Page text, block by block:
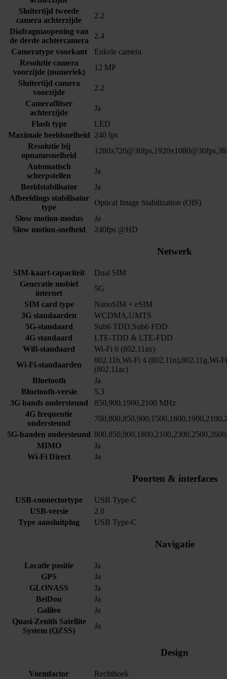
Sluitertijd tweede
camera achterzijde
2.2
Diafragmaopening van
de derde achtercamera
2.4
Cameratype voorkant
Enkele camera
Resolutie camera
voorzijde (numeriek)
12 MP
Sluitertijd camera
voorzijde
2.2
Cameraflitser
achterzijde
Ja
Flash type
LED
Maximale beeldsnelheid 240 fps
Resolutie bij
opnamesnelheid
Automatisch
scherpstellen
Ja
Beeldstabilisator
Ja
Afbeeldings stabilisator
type
Optical Image Stabilization (OIS)
Slow motion-modus
Ja
Slow motion-snelheid
240fps @HD
Netwerk
SIM-kaart-capaciteit
Dual SIM
Generatie mobiel
internet
5G
SIM card type
NanoSIM + eSIM
3G standaarden
WCDMA,UMTS
5G-standaard
Sub6 TDD,Sub6 FDD
4G standaard
LTE-TDD & LTE-FDD
Wifi-standaard
Wi-Fi 6 (802.11ax)
Wi-Fi-standaarden
802.11b,Wi-Fi 4 (802.11n),802.11g,Wi-
(802.11ac)
Bluetooth
Ja
Bluetooth-versie
5.3
3G bands ondersteund
850,900,1900,2100 MHz
4G frequentie
ondersteund
5G-banden ondersteund
MIMO
Ja
Wi-Fi Direct
Ja
Poorten & interfaces
USB-connectortype
USB Type-C
USB-versie
2.0
Type aansluitplug
USB Type-C
Navigatie
Locatie positie
Ja
GPS
Ja
GLONASS
Ja
BeiDou
Ja
Galileo
Ja
Quasi-Zenith Satellite
System (QZSS)
Ja
Design
Vormfactor
Rechthoek